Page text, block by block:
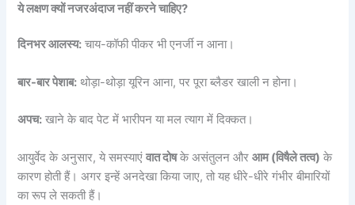
ये लक्षण क्यों नजरअंदाज नहीं करने चाहिए?
दिनभर आलस्य: चाय-कॉफी पीकर भी एनर्जी न आना।
बार-बार पेशाब: थोड़ा-थोड़ा यूरिन आना, पर पूरा ब्लैडर खाली न होना।
अपच: खाने के बाद पेट में भारीपन या मल त्याग में दिक्कत।
आयुर्वेद के अनुसार, ये समस्याएंवात दोषके असंतुलन औरआम (विषैले तत्व) के
कारण होती हैं। अगर इन्हें अनदेखा किया जाए, तो यह धीरे-धीरे गंभीर बीमारियों
का रूप ले सकती हैं।